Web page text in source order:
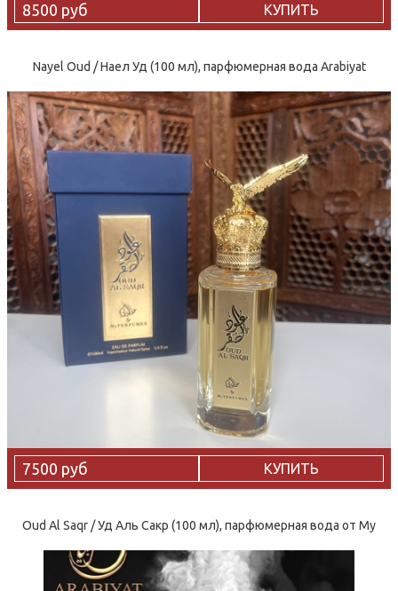
8500 руб КУПИТЬ
Nayel Oud / Наел Уд (100 мл), парфюмерная вода Arabiyat
7500 руб КУПИТЬ
Oud Al Saqr / Уд Аль Сакр (100 мл), парфюмерная вода от My